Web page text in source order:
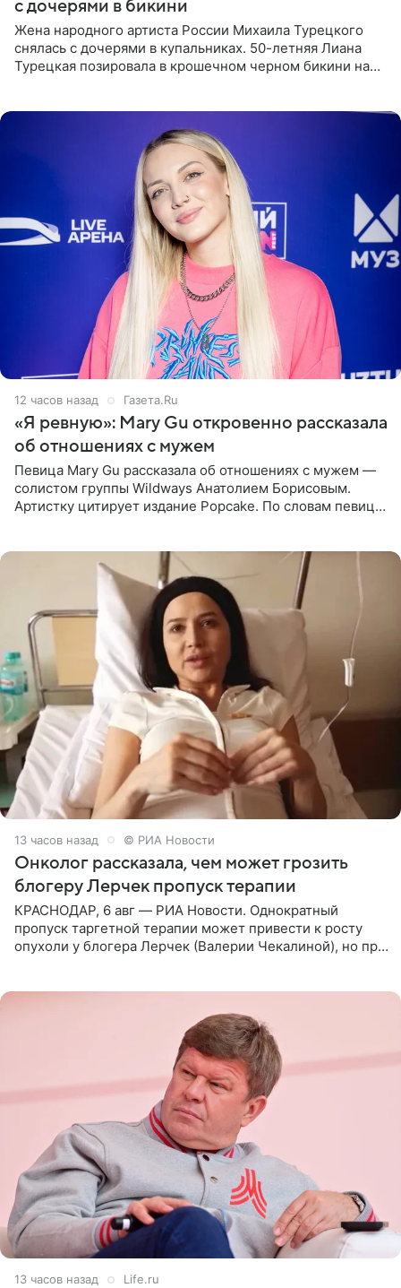
с дочерями в бикини
Жена народного артиста России Михаила Турецкого
снялась с дочерями в купальниках. 50-летняя Лиана
Турецкая позировала в крошечном черном бикини на
12 часов назад Газета.Ru
«Я ревную»: Mary Gu откровенно рассказала
об отношениях с мужем
Певица Mary Gu рассказала об отношениях с мужем —
солистом группы Wildways Анатолием Борисовым.
Артистку цитирует издание Popcake. По словам певицы,
13 часов назад © РИА Новости
Онколог рассказала, чем может грозить
блогеру Лерчек пропуск терапии
КРАСНОДАР, 6 авг — РИА Новости. Однократный
пропуск таргетной терапии может привести к росту
опухоли у блогера Лерчек (Валерии Чекалиной), но при
13 часов назад Life.ru